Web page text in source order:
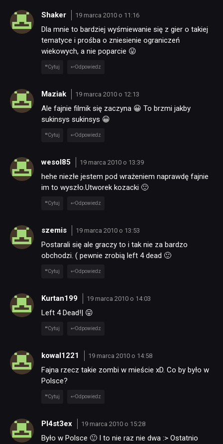
Shaker 19 marca 2010 o 11:16
Dla mnie to bardziej wyśmiewanie się z gier o takiej
tematyce i prośba o zniesienie ograniczeń
wiekowych, a nie poparcie 😛
Cytuj Odpowiedz
Maziak 19 marca 2010 o 12:13
Ale fajnie filmik się zaczyna 😀 To brzmi jakby
sukinsys sukinsys 😀
Cytuj Odpowiedz
wesol85 19 marca 2010 o 13:39
hehe niezłe jestem pod wrażeniem naprawdę fajnie
im to wyszło.Utworek kozacki 🙂
Cytuj Odpowiedz
szemis 19 marca 2010 o 13:53
Postarali się ale graczy to i tak nie za bardzo
obchodzi. ( pewnie zrobią left 4 dead 🙂
Cytuj Odpowiedz
Kurtan199 19 marca 2010 o 14:03
Left 4 Dead!| 😛
Cytuj Odpowiedz
kowal1221 19 marca 2010 o 14:58
Fajna rzecz takie zombi w mieście xD. Co by było w
Polsce?
Cytuj Odpowiedz
Pl4st3ex 19 marca 2010 o 15:28
Było w Polsce 🙂 I to nie raz nie dwa :> Ostatnio